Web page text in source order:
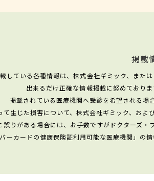
掲載
している各種情報は、株式会社ギミック、また
出来るだけ正確な情報掲載に努めており
掲載されている医療機関へ受診を希望される場
て生じた損害について、株式会社ギミック、お
誤りがある場合には、お手数ですがドクターズ・
ーカードの健康保険証利用可能な医療機関」の